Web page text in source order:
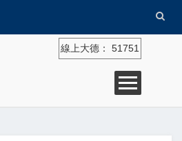
線上大德： 51751